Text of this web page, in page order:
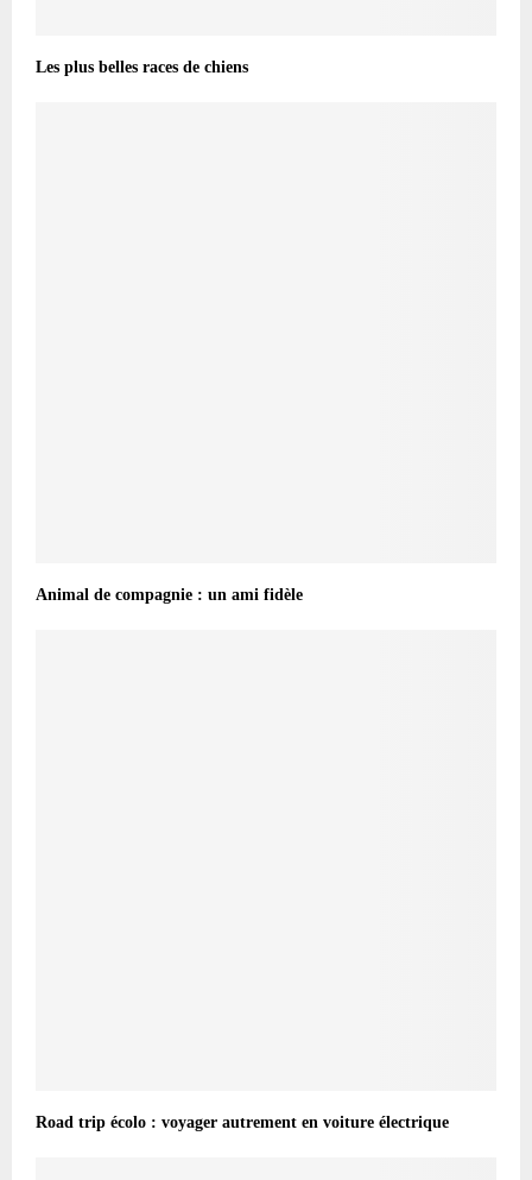
Les plus belles races de chiens
Animal de compagnie : un ami fidèle
Road trip écolo : voyager autrement en voiture électrique